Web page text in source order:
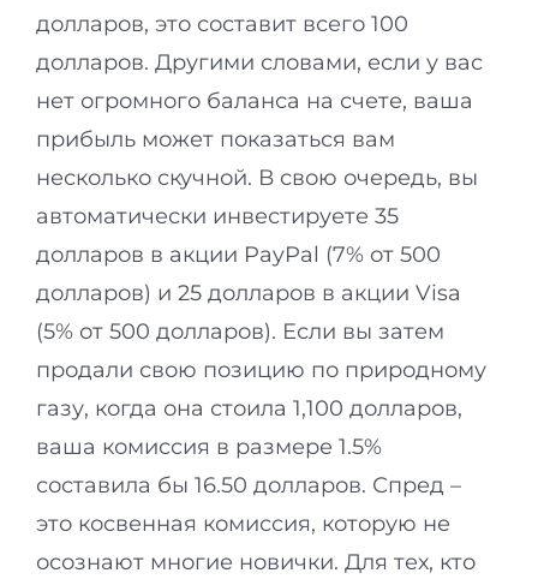
долларов, это составит всего 100
долларов. Другими словами, если у вас
нет огромного баланса на счете, ваша
прибыль может показаться вам
несколько скучной. В свою очередь, вы
автоматически инвестируете 35
долларов в акции PayPal (7% от 500
долларов) и 25 долларов в акции Visa
(5% от 500 долларов). Если вы затем
продали свою позицию по природному
газу, когда она стоила 1,100 долларов,
ваша комиссия в размере 1.5%
составила бы 16.50 долларов. Спред –
это косвенная комиссия, которую не
осознают многие новички. Для тех, кто